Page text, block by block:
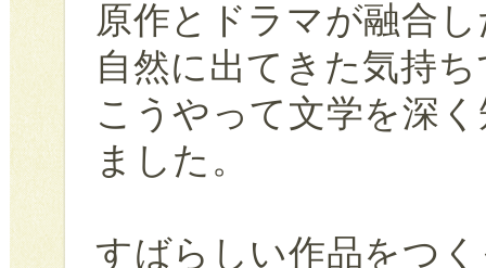
原作とドラマが融合
自然に出てきた気持
こうやって文学を深
ました。
すばらしい作品をつ